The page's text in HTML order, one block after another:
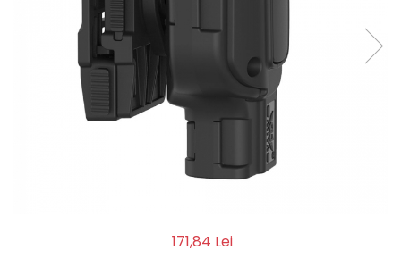
Fortele de Ordine Publica
Toc Baston Telescopic
Toc Electroșoc
Toc Sprey cu Piper
171,84 Lei